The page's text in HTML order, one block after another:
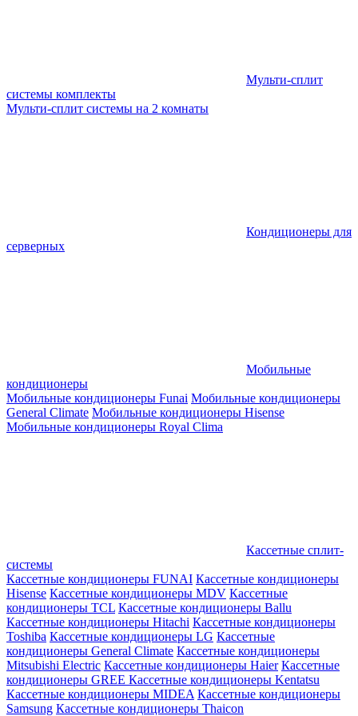
Мульти-сплит
системы комплекты
Мульти-сплит системы на 2 комнаты
Кондиционеры для
серверных
Мобильные
кондиционеры
Мобильные кондиционеры Funai Мобильные кондиционеры
General Climate Мобильные кондиционеры Hisense
Мобильные кондиционеры Royal Clima
Кассетные сплит-
системы
Кассетные кондиционеры FUNAI Кассетные кондиционеры
Hisense Кассетные кондиционеры MDV Кассетные
кондиционеры TCL Кассетные кондиционеры Ballu
Кассетные кондиционеры Hitachi Кассетные кондиционеры
Toshiba Кассетные кондиционеры LG Кассетные
кондиционеры General Climate Кассетные кондиционеры
Mitsubishi Electric Кассетные кондиционеры Haier Кассетные
кондиционеры GREE Кассетные кондиционеры Kentatsu
Кассетные кондиционеры MIDEA Кассетные кондиционеры
Samsung Кассетные кондиционеры Thaicon